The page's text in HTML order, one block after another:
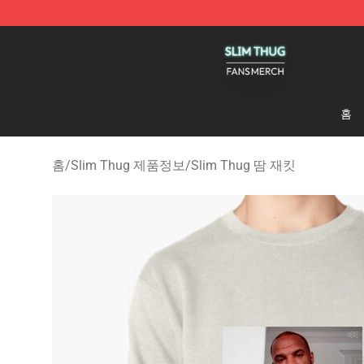
홈
홈/Slim Thug 제품정보/Slim Thug 땀 재킷